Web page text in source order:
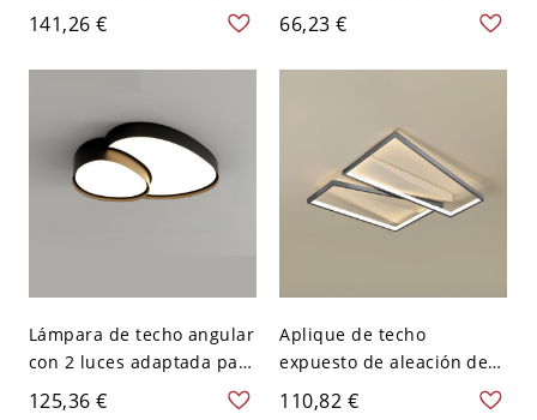
techo ajustable
negra/dorada de 1/2/4/6
luces para hogares y
141,26 €
de aleación para sala de
estar en estilo
minimalista, 110V-120V
66,23 €
Lámpara de techo angular
con 2 luces adaptada para
LED con pantalla de
125,36 €
Aplique de techo
expuesto de aleación de
tinta/tiza moderna con
110,82 €